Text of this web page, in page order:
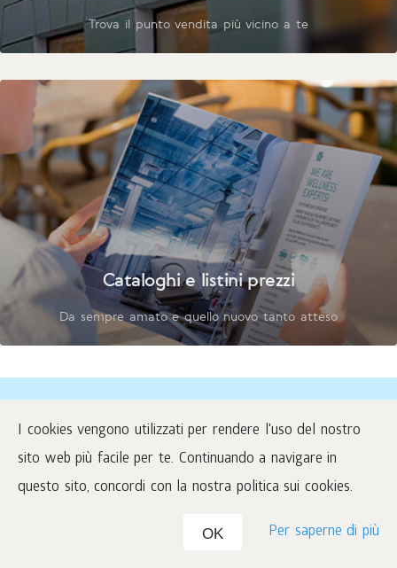
I cookies vengono utilizzati per rendere l'uso del nostro
sito web più facile per te. Continuando a navigare in
questo sito, concordi con la nostra politica sui cookies.
OK Per saperne di più
Trova il punto vendita più vicino a te
Cataloghi e listini prezzi
Da sempre amato e quello nuovo tanto atteso
Scopri tutte le novità e conosci i
progetti dell'Azienda